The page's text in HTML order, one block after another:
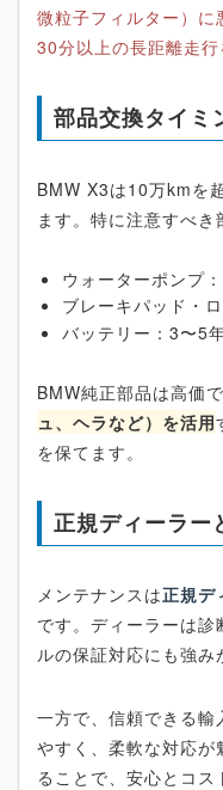
微粒子フィルター）に
30分以上の長距離走行
部品交換タイミ
BMW X3は10万kmを
ます。特に注意すべき
ウォーターポンプ
ブレーキパッド・
バッテリー：3〜5
BMW純正部品は高価で
ュ、ヘラなど）を活用
を保てます。
正規ディーラー
メンテナンスは正規デ
です。ディーラーは
ルの保証対応にも強み
一方で、信頼できる輸
やすく、柔軟な対応が
ることで、安心とコ